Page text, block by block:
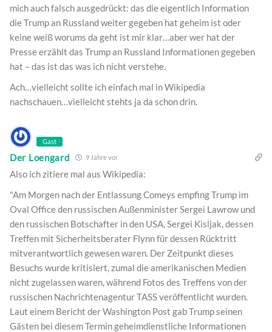
mich auch falsch ausgedrückt: das die eigentlich Information
die Trump an Russland weiter gegeben hat geheim ist oder
keine weiß worums da geht ist mir klar…aber wer hat der
Presse erzählt das Trump an Russland Informationen gegeben
hat – das ist das was ich nicht verstehe.
Ach…vielleicht sollte ich einfach mal in Wikipedia
nachschauen…vielleicht stehts ja da schon drin.
Gast
Der Loengard 9 Jahre vor
Also ich zitiere mal aus Wikipedia:
"Am Morgen nach der Entlassung Comeys empfing Trump im
Oval Office den russischen Außenminister Sergei Lawrow und
den russischen Botschafter in den USA, Sergei Kisljak, dessen
Treffen mit Sicherheitsberater Flynn für dessen Rücktritt
mitverantwortlich gewesen waren. Der Zeitpunkt dieses
Besuchs wurde kritisiert, zumal die amerikanischen Medien
nicht zugelassen waren, während Fotos des Treffens von der
russischen Nachrichtenagentur TASS veröffentlicht wurden.
Laut einem Bericht der Washington Post gab Trump seinen
Gästen bei diesem Termin geheimdienstliche Informationen